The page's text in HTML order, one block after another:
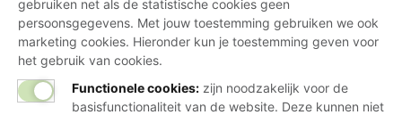
Neem contact op met de FNV
Vragen over het lidmaatschap
Vragen over werk en inkomen
gebruiken net als de statistische cookies geen
persoonsgegevens. Met jouw toestemming gebruiken we ook
marketing cookies. Hieronder kun je toestemming geven voor
het gebruik van cookies.
Functionele cookies: zijn noodzakelijk voor de
basisfunctionaliteit van de website. Deze kunnen niet